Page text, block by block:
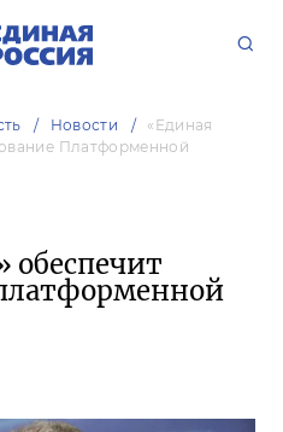
Новости
«Единая
Платформенной
обеспечит